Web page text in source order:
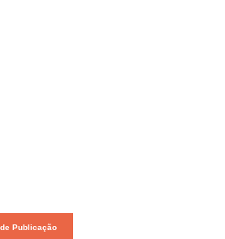
Publicação